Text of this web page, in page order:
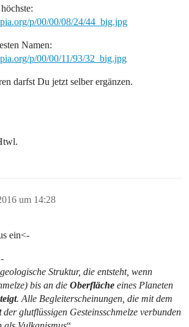
p/00/00/08/24/44_big.jpg
Namen:
p/00/00/11/93/32_big.jpg
darfst Du jetzt selber ergänzen.
um 14:28
ein<-
-
Struktur, die entsteht, wenn
bis an die Oberfläche eines Planeten
. Alle Begleiterscheinungen, die mit dem
der glutflüssigen Gesteinsschmelze verbunden